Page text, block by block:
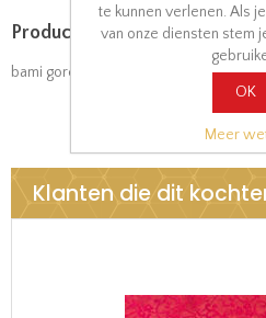
Product tags
bami goreng (2),
Klanten die dit
te kunnen verlenen. Als
van onze diensten stem
OK
Meer